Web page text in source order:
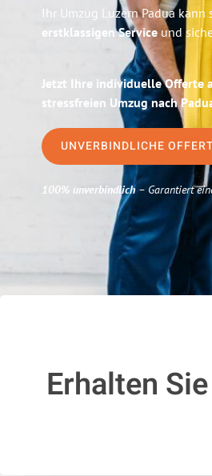
Ihr Umzug Luzern Padua
erstklassigen Service und
Jetzt Ihre individuelle Offerte
stressfreien Umzug nach
UNVERBINDLICHE
100% unverbindlich– Garantiert
Erhalten